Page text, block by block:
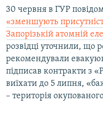
30 червня в ГУР
«зменшують
Запорізькій атомній
розвідці уточнили, що
рекомендували
підписав контракти з
виїхати до 5 липня,
– територія